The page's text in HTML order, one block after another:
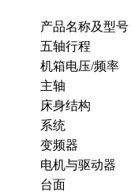
产品名称及型号
五轴行程
机箱电压/频率
主轴
床身结构
系统
变频器
电机与驱动器
台面